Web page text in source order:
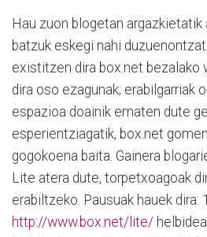
Hau zuon blogetan
batzuk eskegi nahi
existitzen dira box.net bezalako
dira oso ezagunak; erabilgarriak
espazioa doainik ematen dute
esperientziagatik, box.net
gogokoena baita. Gainera
Lite atera dute, torpetxoagoak
erabiltzeko. Pausuak hauek dira:
http://www.box.net/lite/